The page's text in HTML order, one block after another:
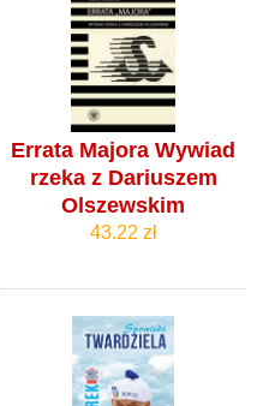
Errata Majora Wywiad
rzeka z Dariuszem
Olszewskim
43.22 zł